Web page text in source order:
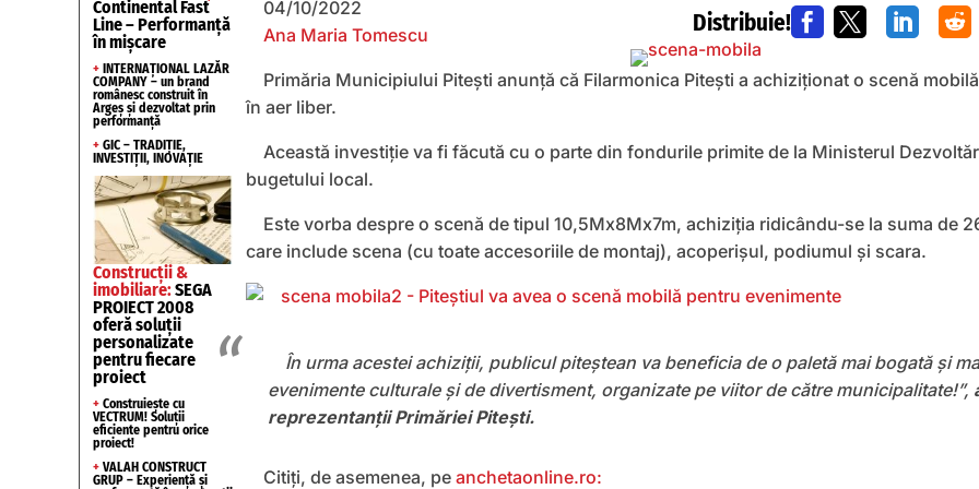
Continental Fast
Line – Performanță
în mișcare
+ INTERNAȚIONAL LAZĂR
COMPANY – un brand
românesc construit în
Argeș și dezvoltat prin
performanță
+ GIC – TRADIȚIE,
INVESTIȚII, INOVAȚIE
Construcții &
imobiliare:SEGA
PROIECT 2008
oferă soluții
personalizate
pentru fiecare
proiect
+ Construiește cu
VECTRUM! Soluții
eficiente pentru orice
proiect!
+ VALAH CONSTRUCT
GRUP – Experiență și
04/10/2022
Ana Maria Tomescu
Distribuie!    
Primăria Municipiului Pitești anunță că Filarmonica Pitești a achiziționat o scenă
în aer liber.
Această investiție va fi făcută cu o parte din fondurile primite de la Ministerul
bugetului local.
Este vorba despre o scenă de tipul 10,5Mx8Mx7m, achiziția ridicându-se la suma de
care include scena (cu toate accesoriile de montaj), acoperișul, podiumul și scara.
În urma acestei achiziții, publicul piteștean va beneficia de o paletă mai bogată și
evenimente culturale și de divertisment, organizate pe viitor de către municipalitate!”,
reprezentanții Primăriei Pitești.
Citiți, de asemenea, pe anchetaonline.ro: